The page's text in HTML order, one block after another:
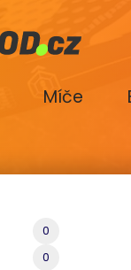
Míče
0
0